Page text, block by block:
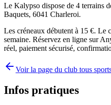
Le Kalypso dispose de 4 terrains
Baquets, 6041 Charleroi.
Les créneaux débutent à 15 €. Le
semaine. Réservez en ligne sur
réel, paiement sécurisé,
Voir la page du club tous
Infos pratiques